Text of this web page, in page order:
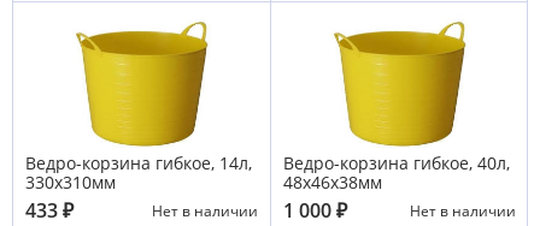
Ведро-корзина гибкое, 14л,
330х310мм
433₽ Нет в наличии
Ведро-корзина гибкое, 40л,
48x46x38мм
1 000₽ Нет в наличии